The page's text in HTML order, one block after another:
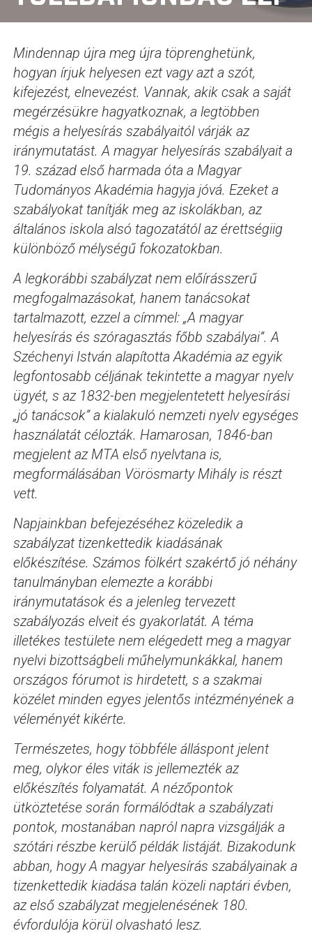
Mindennap újra meg újra töprenghetünk,
hogyan írjuk helyesen ezt vagy azt a szót,
kifejezést, elnevezést. Vannak, akik csak a saját
megérzésükre hagyatkoznak, a legtöbben
mégis a helyesírás szabályaitól várják az
iránymutatást. A magyar helyesírás szabályait a
19. század első harmada óta a Magyar
Tudományos Akadémia hagyja jóvá. Ezeket a
szabályokat tanítják meg az iskolákban, az
általános iskola alsó tagozatától az érettségiig
különböző mélységű fokozatokban.
A legkorábbi szabályzat nem előírásszerű
megfogalmazásokat, hanem tanácsokat
tartalmazott, ezzel a címmel: „A magyar
helyesírás és szóragasztás főbb szabályai”. A
Széchenyi István alapította Akadémia az egyik
legfontosabb céljának tekintette a magyar nyelv
ügyét, s az 1832-ben megjelentetett helyesírási
„jó tanácsok” a kialakuló nemzeti nyelv egységes
használatát célozták. Hamarosan, 1846-ban
megjelent az MTA első nyelvtana is,
megformálásában Vörösmarty Mihály is részt
vett.
Napjainkban befejezéséhez közeledik a
szabályzat tizenkettedik kiadásának
előkészítése. Számos fölkért szakértő jó néhány
tanulmányban elemezte a korábbi
iránymutatások és a jelenleg tervezett
szabályozás elveit és gyakorlatát. A téma
illetékes testülete nem elégedett meg a magyar
nyelvi bizottságbeli műhelymunkákkal, hanem
országos fórumot is hirdetett, s a szakmai
közélet minden egyes jelentős intézményének a
véleményét kikérte.
Természetes, hogy többféle álláspont jelent
meg, olykor éles viták is jellemezték az
előkészítés folyamatát. A nézőpontok
ütköztetése során formálódtak a szabályzati
pontok, mostanában napról napra vizsgálják a
szótári részbe kerülő példák listáját. Bizakodunk
abban, hogy A magyar helyesírás szabályainak a
tizenkettedik kiadása talán közeli naptári évben,
az első szabályzat megjelenésének 180.
évfordulója körül olvasható lesz.